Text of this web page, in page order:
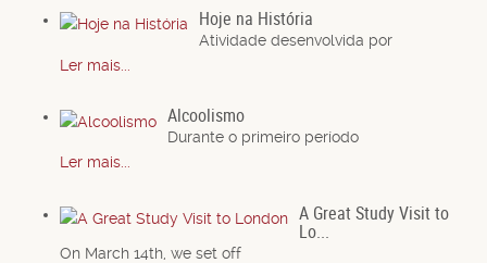
Hoje na História
Atividade desenvolvida por
Ler mais...
Alcoolismo
Durante o primeiro período
Ler mais...
A Great Study Visit to
Lo...
On March 14th, we set off